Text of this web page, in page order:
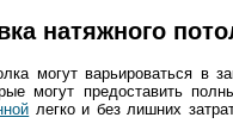
натяжного
могут варьироваться в
могут предоставить
легко и без лишних